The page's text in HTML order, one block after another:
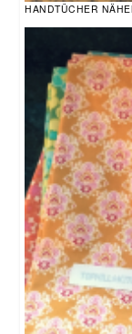
HANDTÜCHER